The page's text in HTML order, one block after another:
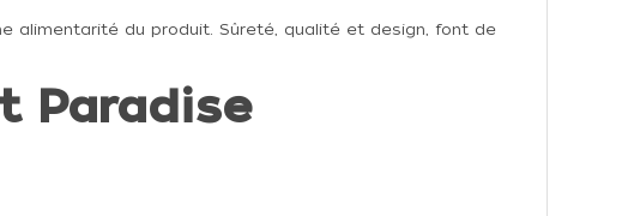
alimentarité du produit. Sûreté, qualité et design, font de
Paradise